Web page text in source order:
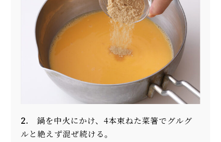
2.
鍋を中火にかけ、4本束ねた菜箸でグルグ
ルと絶えず混ぜ続ける。